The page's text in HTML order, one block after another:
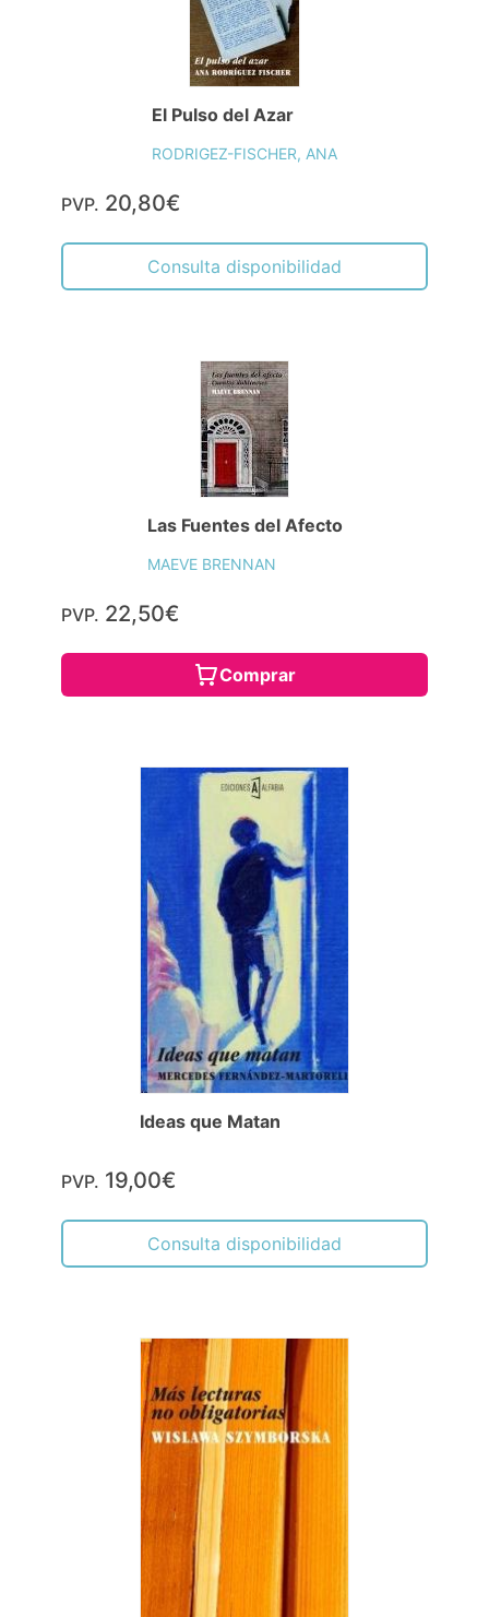
El Pulso del Azar
RODRIGEZ-FISCHER, ANA
PVP. 20,80€
Consulta disponibilidad
Las Fuentes del Afecto
MAEVE BRENNAN
PVP. 22,50€
Comprar
Ideas que Matan
PVP. 19,00€
Consulta disponibilidad